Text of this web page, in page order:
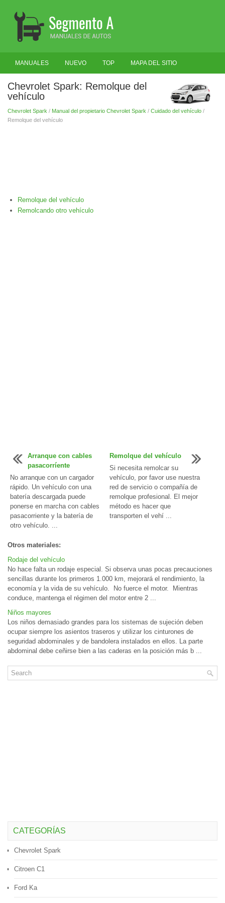
MANUALES NUEVO TOP MAPA DEL SITIO
BUSCAR
Chevrolet Spark: Remolque del
vehículo
Chevrolet Spark / Manual del propietario Chevrolet Spark / Cuidado del vehículo /
Remolque del vehículo
Remolque del vehículo
Remolcando otro vehículo
Arranque con cables
pasacorríente
No arranque con un cargador
rápido. Un vehículo con una
batería descargada puede
ponerse en marcha con cables
pasacorriente y la batería de
otro vehículo. ...
Remolque del vehículo
Si necesita remolcar su
vehículo, por favor use nuestra
red de servicio o compañía de
remolque profesional. El mejor
método es hacer que
transporten el vehí ...
Otros materiales:
Rodaje del vehículo
No hace falta un rodaje especial. Si observa unas pocas precauciones
sencillas durante los primeros 1.000 km, mejorará el rendimiento, la
economía y la vida de su vehículo. No fuerce el motor. Mientras
conduce, mantenga el régimen del motor entre 2 ...
Niños mayores
Los niños demasiado grandes para los sistemas de sujeción deben
ocupar siempre los asientos traseros y utilizar los cinturones de
seguridad abdominales y de bandolera instalados en ellos. La parte
abdominal debe ceñirse bien a las caderas en la posición más b ...
CATEGORÍAS
Chevrolet Spark
Citroen C1
Ford Ka